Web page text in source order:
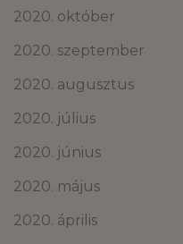
2020. október
2020. szeptember
2020. augusztus
2020. július
2020. június
2020. május
2020. április